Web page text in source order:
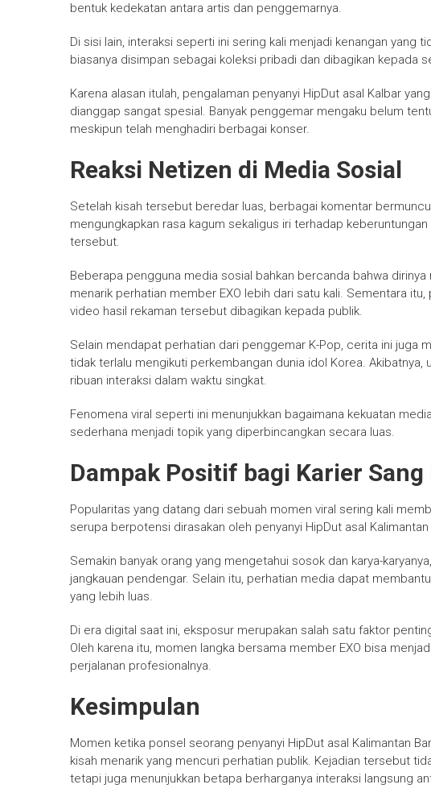
bentuk kedekatan antara artis dan penggemarnya.
Di sisi lain, interaksi seperti ini sering kali menjadi kenangan yang
biasanya disimpan sebagai koleksi pribadi dan dibagikan kepada
Karena alasan itulah, pengalaman penyanyi HipDut asal Kalbar
dianggap sangat spesial. Banyak penggemar mengaku belum
meskipun telah menghadiri berbagai konser.
Reaksi Netizen di Media Sosial
Setelah kisah tersebut beredar luas, berbagai komentar
mengungkapkan rasa kagum sekaligus iri terhadap
tersebut.
Beberapa pengguna media sosial bahkan bercanda bahwa dirinya
menarik perhatian member EXO lebih dari satu kali. Sementara
video hasil rekaman tersebut dibagikan kepada publik.
Selain mendapat perhatian dari penggemar K-Pop, cerita ini juga
tidak terlalu mengikuti perkembangan dunia idol Korea.
ribuan interaksi dalam waktu singkat.
Fenomena viral seperti ini menunjukkan bagaimana kekuatan
sederhana menjadi topik yang diperbincangkan secara luas.
Dampak Positif bagi Karier Sang
Popularitas yang datang dari sebuah momen viral sering kali
serupa berpotensi dirasakan oleh penyanyi HipDut asal Kalimantan
Semakin banyak orang yang mengetahui sosok dan karya-
jangkauan pendengar. Selain itu, perhatian media dapat
yang lebih luas.
Di era digital saat ini, eksposur merupakan salah satu faktor
Oleh karena itu, momen langka bersama member EXO bisa
perjalanan profesionalnya.
Kesimpulan
Momen ketika ponsel seorang penyanyi HipDut asal Kalimantan
kisah menarik yang mencuri perhatian publik. Kejadian tersebut
tetapi juga menunjukkan betapa berharganya interaksi langsung